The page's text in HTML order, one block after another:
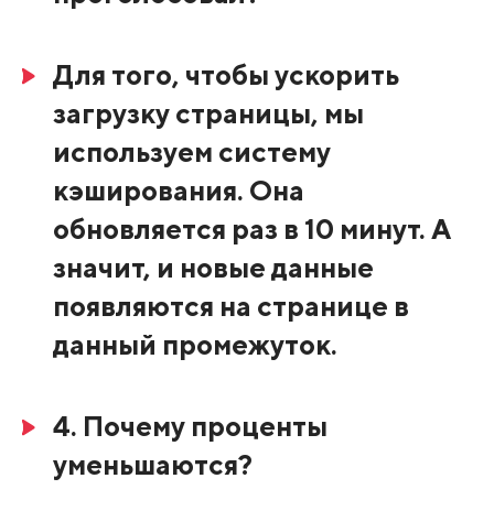
Для того, чтобы ускорить
загрузку страницы, мы
используем систему
кэширования. Она
обновляется раз в 10 минут. А
значит, и новые данные
появляются на странице в
данный промежуток.
4. Почему проценты
уменьшаются?